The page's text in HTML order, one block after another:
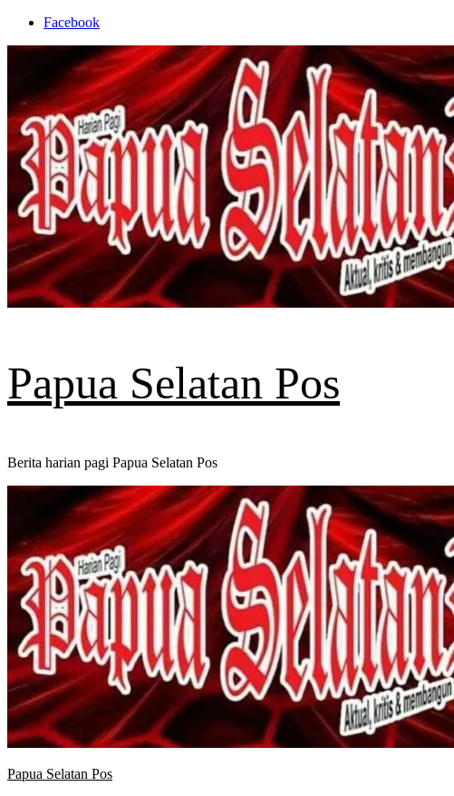
Skip
content
Facebook
Papua Selatan Pos
Berita harian pagi Papua Selatan Pos
Primary
Papua Selatan Pos